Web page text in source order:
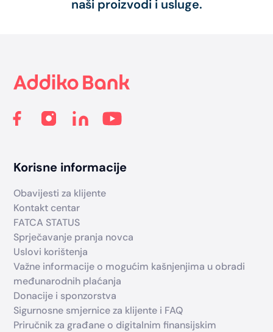
naši proizvodi i usluge.
Korisne informacije
Obavijesti za klijente
Kontakt centar
FATCA STATUS
Sprječavanje pranja novca
Uslovi korištenja
Važne informacije o mogućim kašnjenjima u obradi
međunarodnih plaćanja
Donacije i sponzorstva
Sigurnosne smjernice za klijente i FAQ
Priručnik za građane o digitalnim finansijskim